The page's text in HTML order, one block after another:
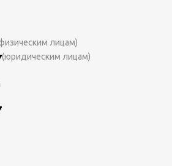
лицам)
(юридическим лицам)